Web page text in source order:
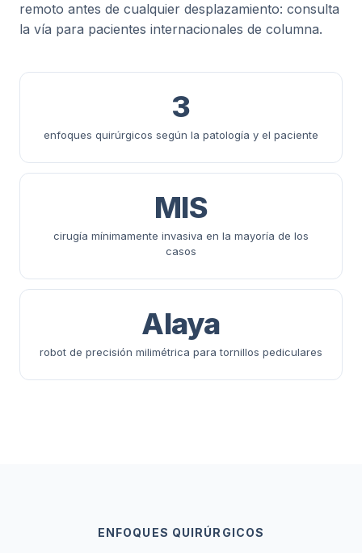
remoto antes de cualquier desplazamiento: consulta
la vía para pacientes internacionales de columna.
3
enfoques quirúrgicos según la patología y el paciente
MIS
cirugía mínimamente invasiva en la mayoría de los
casos
Alaya
robot de precisión milimétrica para tornillos pediculares
ENFOQUES QUIRÚRGICOS